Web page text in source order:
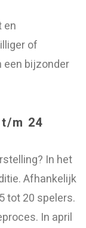
en
of
een bijzonder
m 24
In het
Afhankelijk
tot 20 spelers.
In april